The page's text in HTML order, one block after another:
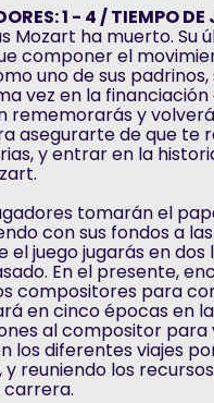
1 - 4 / TIEMPO
Mozart ha muerto. Su
componer el
uno de sus
vez en la financiación
rememorarás y
asegurarte de que te
y entrar en la
tomarán el
con sus fondos a
el juego jugarás en
En el presente,
compositores para
en cinco épocas en
al compositor para
los diferentes viajes
reuniendo los
carrera.